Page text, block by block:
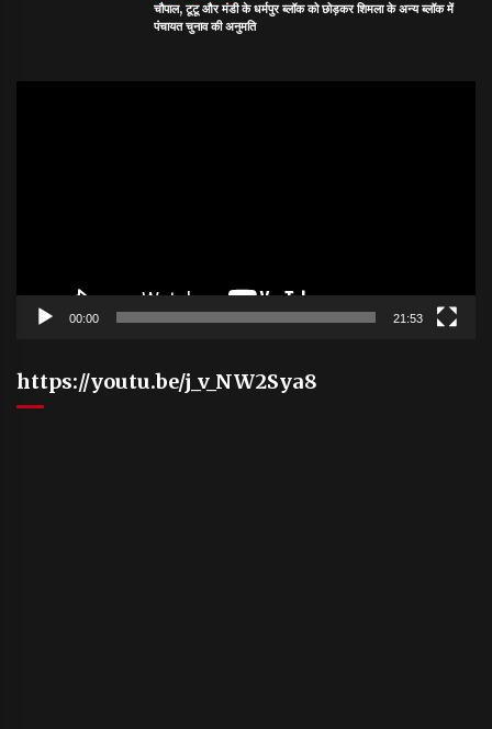
चौपाल, टूटू और मंडी के धर्मपुर ब्लॉक को छोड़कर शिमला के अन्य ब्लॉक में
पंचायत चुनाव की अनुमति
00:00 21:53
https://youtu.be/j_v_NW2Sya8